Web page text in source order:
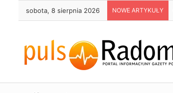
sobota, 8 sierpnia 2026 NOWE ARTYKUŁY